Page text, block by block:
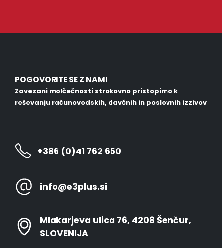
POGOVORITE SE Z NAMI
Zavezani molčečnosti strokovno pristopimo k
reševanju računovodskih, davčnih in poslovnih izzivov
+386 (0)41 762 650
info@e3plus.si
Mlakarjeva ulica 76, 4208 Šenčur,
SLOVENIJA